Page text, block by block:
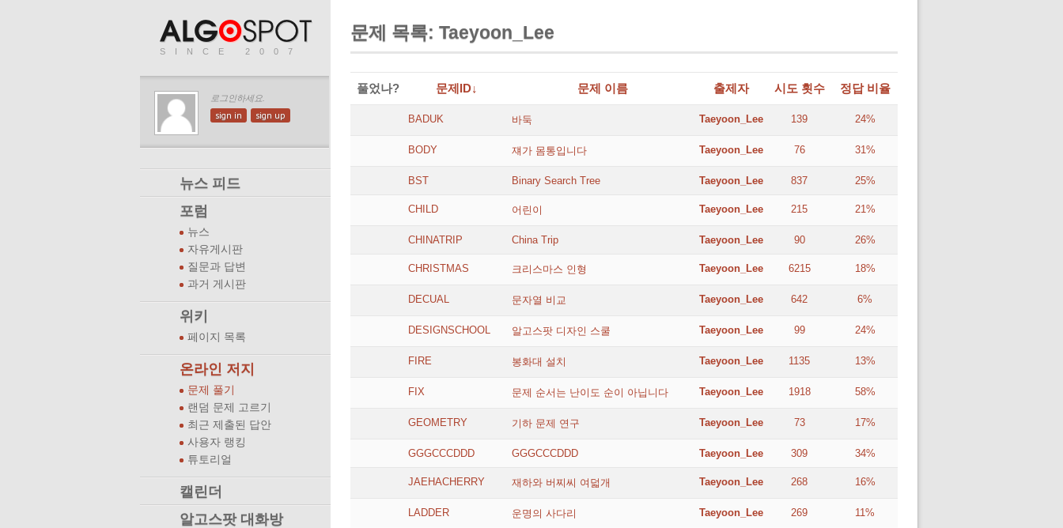
SINCE 2007
로그인하세요.
sign in sign up
뉴스 피드
포럼
뉴스
자유게시판
질문과 답변
과거 게시판
위키
페이지 목록
온라인 저지
문제 풀기
랜덤 문제 고르기
최근 제출된 답안
사용자 랭킹
튜토리얼
캘린더
알고스팟 대화방
문제 목록: Taeyoon_Lee
풀었나? 문제ID↓ 문제 이름 출제자 시도 횟수 정답 비율
BADUK 바둑 Taeyoon_Lee 139 24%
BODY 쟤가 몸통입니다 Taeyoon_Lee 76 31%
BST Binary Search Tree Taeyoon_Lee 837 25%
CHILD 어린이 Taeyoon_Lee 215 21%
CHINATRIP China Trip Taeyoon_Lee 90 26%
CHRISTMAS 크리스마스 인형 Taeyoon_Lee 6215 18%
DECUAL 문자열 비교 Taeyoon_Lee 642 6%
DESIGNSCHOOL 알고스팟 디자인 스쿨 Taeyoon_Lee 99 24%
FIRE 봉화대 설치 Taeyoon_Lee 1135 13%
FIX 문제 순서는 난이도 순이 아닙니다 Taeyoon_Lee 1918 58%
GEOMETRY 기하 문제 연구 Taeyoon_Lee 73 17%
GGGCCCDDD GGGCCCDDD Taeyoon_Lee 309 34%
JAEHACHERRY 재하와 버찌씨 여덟개 Taeyoon_Lee 268 16%
LADDER 운명의 사다리 Taeyoon_Lee 269 11%